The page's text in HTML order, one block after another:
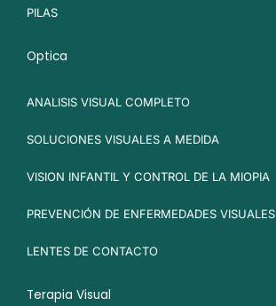
PILAS
Optica
ANALISIS VISUAL COMPLETO
SOLUCIONES VISUALES A MEDIDA
VISION INFANTIL Y CONTROL DE LA MIOPIA
PREVENCIÓN DE ENFERMEDADES VISUALES
LENTES DE CONTACTO
Terapia Visual